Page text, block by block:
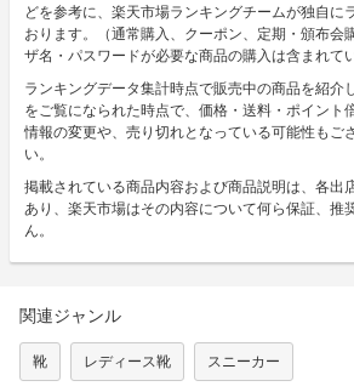
どを参考に、楽天市場ランキングチームが独自に
おります。（通常購入、クーポン、定期・頒布会
ザ名・パスワードが必要な商品の購入は含まれて
ランキングデータ集計時点で販売中の商品を紹介
をご覧になられた時点で、価格・送料・ポイント
情報の変更や、売り切れとなっている可能性もご
い。
掲載されている商品内容および商品説明は、各出
あり、楽天市場はその内容について何ら保証、推
ん。
関連ジャンル
靴 レディース靴 スニーカー